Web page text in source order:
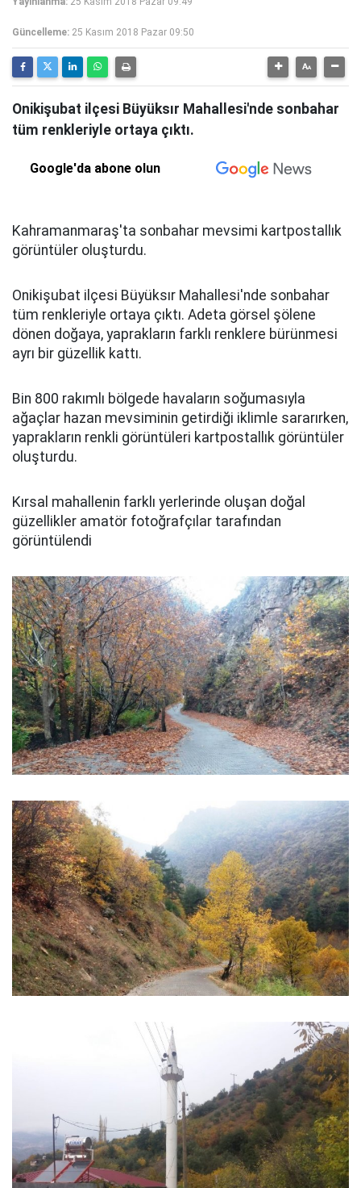
Güncelleme: 25 Kasım 2018 Pazar 09:50
Onikişubat ilçesi Büyüksır Mahallesi'nde sonbahar
tüm renkleriyle ortaya çıktı.
Google'da abone olun
Kahramanmaraş'ta sonbahar mevsimi kartpostallık
görüntüler oluşturdu.
Onikişubat ilçesi Büyüksır Mahallesi'nde sonbahar
tüm renkleriyle ortaya çıktı. Adeta görsel şölene
dönen doğaya, yaprakların farklı renklere bürünmesi
ayrı bir güzellik kattı.
Bin 800 rakımlı bölgede havaların soğumasıyla
ağaçlar hazan mevsiminin getirdiği iklimle sararırken,
yaprakların renkli görüntüleri kartpostallık görüntüler
oluşturdu.
Kırsal mahallenin farklı yerlerinde oluşan doğal
güzellikler amatör fotoğrafçılar tarafından
görüntülendi